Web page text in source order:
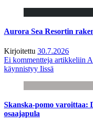
Aurora Sea Resortin
Kirjoitettu 30.7.2026
Ei kommentteja artikkeliin
käynnistyy Iissä
Skanska-pomo varoittaa:
osaajapula